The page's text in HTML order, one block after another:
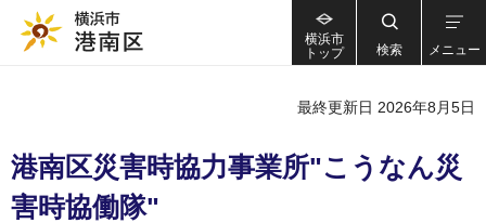
横浜市
トップ
検索 メニュー
最終更新日 2026年8月5日
港南区災害時協力事業所"こうなん災
害時協働隊"